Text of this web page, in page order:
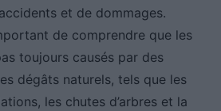
et de dommages.
de comprendre que les
toujours causés par des
dégâts naturels, tels que les
les chutes d’arbres et la